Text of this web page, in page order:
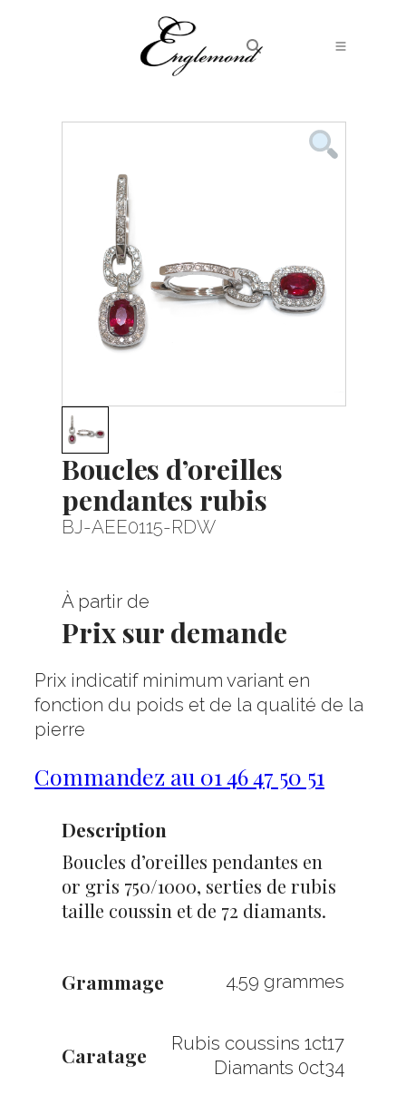
Boucles d’oreilles
pendantes rubis
BJ-AEE0115-RDW
À partir de
Prix sur demande
Prix indicatif minimum variant en
fonction du poids et de la qualité de la
pierre
Commandez au 01 46 47 50 51
Description
Boucles d’oreilles pendantes en
or gris 750/1000, serties de rubis
taille coussin et de 72 diamants.
Grammage 4.59 grammes
Caratage
Rubis coussins 1ct17
Diamants 0ct34